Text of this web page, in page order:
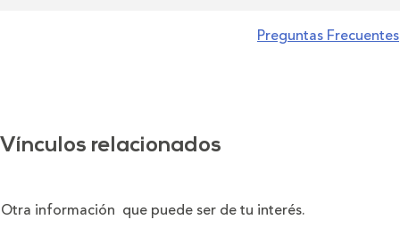
Preguntas Frecuentes
Vínculos relacionados
Otra información que puede ser de tu interés.